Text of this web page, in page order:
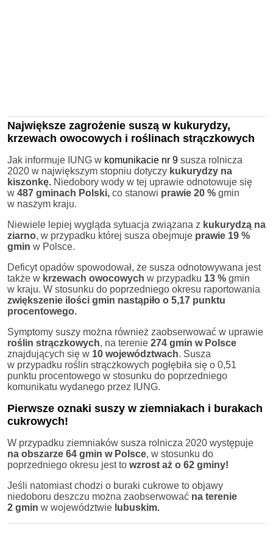
Największe zagrożenie suszą w kukurydzy,
krzewach owocowych i roślinach strączkowych
Jak informuje IUNG w komunikacie nr 9 susza rolnicza
2020 w największym stopniu dotyczy kukurydzy na
kiszonkę. Niedobory wody w tej uprawie odnotowuje się
w 487 gminach Polski, co stanowi prawie 20 % gmin
w naszym kraju.
Niewiele lepiej wygląda sytuacja związana z kukurydzą na
ziarno, w przypadku której susza obejmuje prawie 19 %
gmin w Polsce.
Deficyt opadów spowodował, że susza odnotowywana jest
także w krzewach owocowych w przypadku 13 % gmin
w kraju. W stosunku do poprzedniego okresu raportowania
zwiększenie ilości gmin nastąpiło o 5,17 punktu
procentowego.
Symptomy suszy można również zaobserwować w uprawie
roślin strączkowych, na terenie 274 gmin w Polsce
znajdujących się w 10 województwach. Susza
w przypadku roślin strączkowych pogłębiła się o 0,51
punktu procentowego w stosunku do poprzedniego
komunikatu wydanego przez IUNG.
Pierwsze oznaki suszy w ziemniakach i burakach
cukrowych!
W przypadku ziemniaków susza rolnicza 2020 występuje
na obszarze 64 gmin w Polsce, w stosunku do
poprzedniego okresu jest to wzrost aż o 62 gminy!
Jeśli natomiast chodzi o buraki cukrowe to objawy
niedoboru deszczu można zaobserwować na terenie
2 gmin w województwie lubuskim.